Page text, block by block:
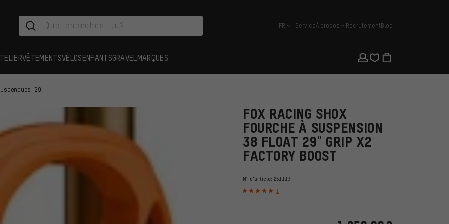
français
FR ServiceÀ propos RecrutementBlog
VÊTEMENTSVÉLOSENFANTSGRAVEL MARQUES
29"
FOX RACING SHOX
FOURCHE À SUSPENSION
38 FLOAT 29" GRIP X2
FACTORY BOOST
N° d'article: 251113
1